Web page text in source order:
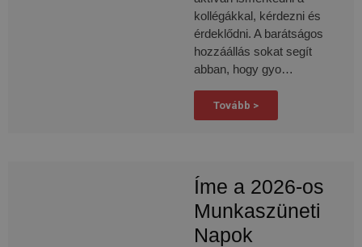
kollégákkal, kérdezni és
érdeklődni. A barátságos
hozzáállás sokat segít
abban, hogy gyo…
Tovább >
Íme a 2026-os
Munkaszüneti
Napok